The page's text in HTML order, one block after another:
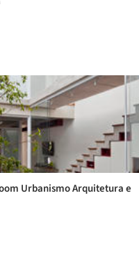
Urbanismo Arquitetura e